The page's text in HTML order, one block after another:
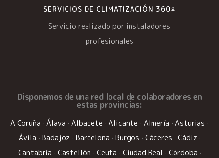
SERVICIOS DE CLIMATIZACIÓN 360º
Servicio realizado por instaladores
profesionales
Disponemos de una red local de colaboradores en
estas provincias:
A Coruña · Álava · Albacete · Alicante · Almería · Asturias ·
Ávila · Badajoz · Barcelona · Burgos · Cáceres · Cádiz ·
Cantabria · Castellón · Ceuta · Ciudad Real · Córdoba ·